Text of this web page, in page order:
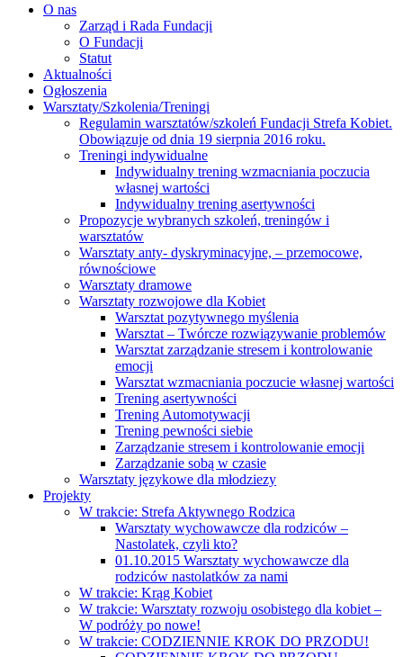
O nas
Zarząd i Rada Fundacji
O Fundacji
Statut
Aktualności
Ogłoszenia
Warsztaty/Szkolenia/Treningi
Regulamin warsztatów/szkoleń Fundacji Strefa Kobiet.
Obowiązuje od dnia 19 sierpnia 2016 roku.
Treningi indywidualne
Indywidualny trening wzmacniania poczucia
własnej wartości
Indywidualny trening asertywności
Propozycje wybranych szkoleń, treningów i
warsztatów
Warsztaty anty- dyskryminacyjne, – przemocowe,
równościowe
Warsztaty dramowe
Warsztaty rozwojowe dla Kobiet
Warsztat pozytywnego myślenia
Warsztat – Twórcze rozwiązywanie problemów
Warsztat zarządzanie stresem i kontrolowanie
emocji
Warsztat wzmacniania poczucie własnej wartości
Trening asertywności
Trening Automotywacji
Trening pewności siebie
Zarządzanie stresem i kontrolowanie emocji
Zarządzanie sobą w czasie
Warsztaty językowe dla młodziezy
Projekty
W trakcie: Strefa Aktywnego Rodzica
Warsztaty wychowawcze dla rodziców –
Nastolatek, czyli kto?
01.10.2015 Warsztaty wychowawcze dla
rodziców nastolatków za nami
W trakcie: Krąg Kobiet
W trakcie: Warsztaty rozwoju osobistego dla kobiet –
W podróży po nowe!
W trakcie: CODZIENNIE KROK DO PRZODU!